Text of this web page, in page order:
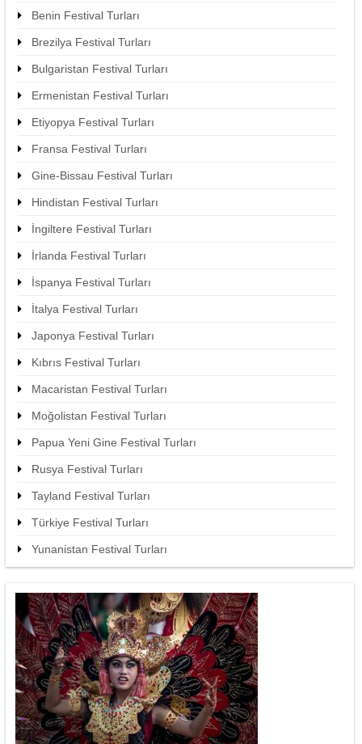
Benin Festival Turları
Brezilya Festival Turları
Bulgaristan Festival Turları
Ermenistan Festival Turları
Etiyopya Festival Turları
Fransa Festival Turları
Gine-Bissau Festival Turları
Hindistan Festival Turları
İngiltere Festival Turları
İrlanda Festival Turları
İspanya Festival Turları
İtalya Festival Turları
Japonya Festival Turları
Kıbrıs Festival Turları
Macaristan Festival Turları
Moğolistan Festival Turları
Papua Yeni Gine Festival Turları
Rusya Festival Turları
Tayland Festival Turları
Türkiye Festival Turları
Yunanistan Festival Turları